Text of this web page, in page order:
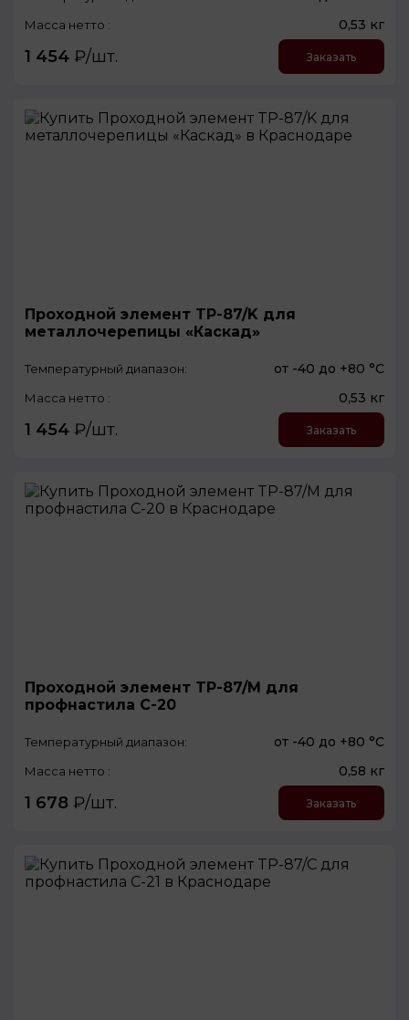
Масса нетто : 0,53 кг
1 454 ₽/шт. Заказать
Проходной элемент TP-87/K для
металлочерепицы «Каскад»
Температурный диапазон: от -40 до +80 °С
Масса нетто : 0,53 кг
1 454 ₽/шт. Заказать
Проходной элемент TP-87/M для
профнастила С-20
Температурный диапазон: от -40 до +80 °С
Масса нетто : 0,58 кг
1 678 ₽/шт. Заказать